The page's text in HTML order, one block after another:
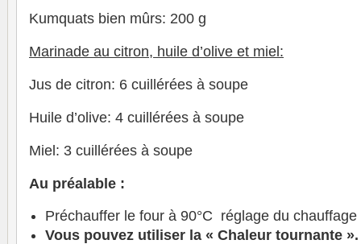
Kumquats bien mûrs: 200 g
Marinade au citron, huile d’olive et miel:
Jus de citron: 6 cuillérées à soupe
Huile d’olive: 4 cuillérées à soupe
Miel: 3 cuillérées à soupe
Au préalable :
Préchauffer le four à 90°C réglage du
Vous pouvez utiliser la « Chaleur tournante